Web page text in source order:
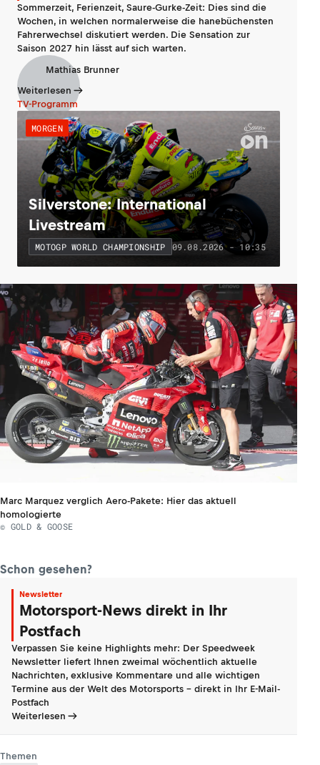
Sommerzeit, Ferienzeit, Saure-Gurke-Zeit: Dies sind die
Wochen, in welchen normalerweise die hanebüchensten
Fahrerwechsel diskutiert werden. Die Sensation zur
Saison 2027 hin lässt auf sich warten.
Mathias Brunner
Weiterlesen
TV-Programm
MORGEN
Silverstone: International
Livestream
MOTOGP WORLD CHAMPIONSHIP 09.08.2026 - 10:35
Marc Marquez verglich Aero-Pakete: Hier das aktuell
homologierte
© GOLD & GOOSE
Schon gesehen?
Newsletter
Motorsport-News direkt in Ihr
Postfach
Verpassen Sie keine Highlights mehr: Der Speedweek
Newsletter liefert Ihnen zweimal wöchentlich aktuelle
Nachrichten, exklusive Kommentare und alle wichtigen
Termine aus der Welt des Motorsports - direkt in Ihr E-Mail-
Postfach
Weiterlesen
Themen